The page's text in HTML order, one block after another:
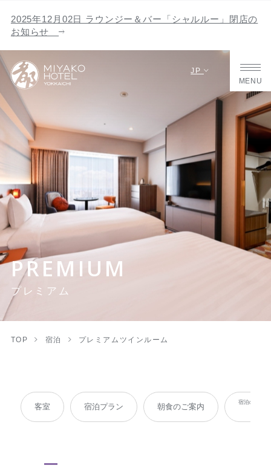
JP
MENU
PREMIUM
プレミアム
2025年12月02日 ラウンジー＆バー「シャルルー」閉店の
お知らせ
TOP 宿泊 プレミアムツインルーム
客室 宿泊プラン 朝食のご案内
宿泊のお客